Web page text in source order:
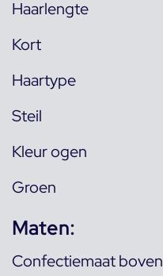
Haarlengte
Kort
Haartype
Steil
Kleur ogen
Groen
Maten:
Confectiemaat boven